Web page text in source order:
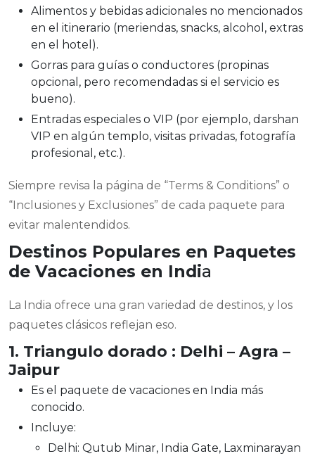
Alimentos y bebidas adicionales no mencionados
en el itinerario (meriendas, snacks, alcohol, extras
en el hotel).
Gorras para guías o conductores (propinas
opcional, pero recomendadas si el servicio es
bueno).
Entradas especiales o VIP (por ejemplo, darshan
VIP en algún templo, visitas privadas, fotografía
profesional, etc.).
Siempre revisa la página de “Terms & Conditions” o
“Inclusiones y Exclusiones” de cada paquete para
evitar malentendidos.
Destinos Populares en Paquetes
de Vacaciones en India
La India ofrece una gran variedad de destinos, y los
paquetes clásicos reflejan eso.
1. Triangulo dorado : Delhi – Agra –
Jaipur
Es el paquete de vacaciones en India más
conocido.
Incluye:
Delhi: Qutub Minar, India Gate, Laxminarayan